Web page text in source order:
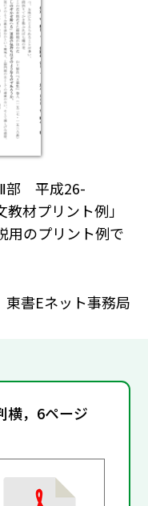
Ⅱ部 平成26-
材プリント例」
用のプリント例で
東書Eネット事務局
横，6ページ